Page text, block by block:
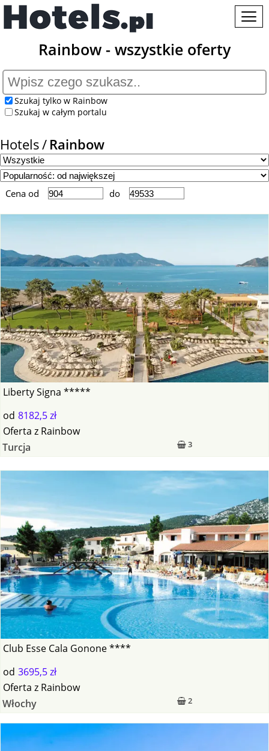
Rainbow - wszystkie oferty
Szukaj tylko w Rainbow
Szukaj w całym portalu
Hotels Rainbow
Cena od do
Liberty Signa *****
od 8182,5 zł
3
Oferta z Rainbow
Turcja
Club Esse Cala Gonone ****
od 3695,5 zł
2
Oferta z Rainbow
Włochy